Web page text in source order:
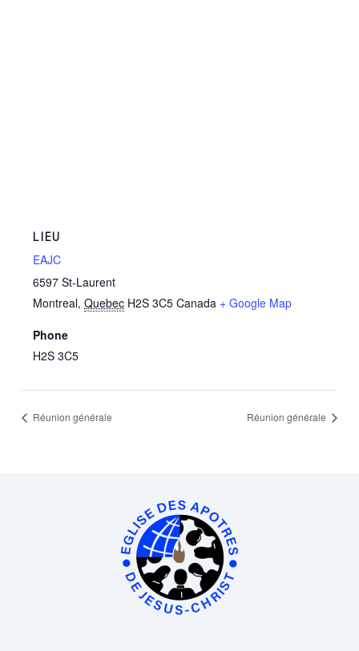
LIEU
EAJC
6597 St-Laurent
Montreal, Quebec H2S 3C5 Canada + Google Map
Phone
H2S 3C5
Réunion générale Réunion générale